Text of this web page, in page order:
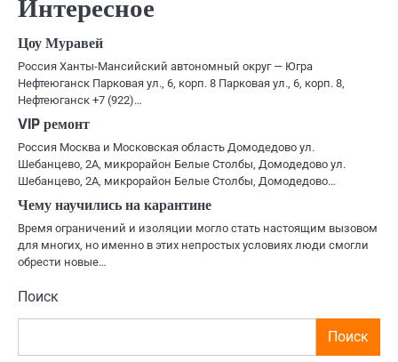
Интересное
Цоу Муравей
Россия Ханты-Мансийский автономный округ — Югра
Нефтеюганск Парковая ул., 6, корп. 8 Парковая ул., 6, корп. 8,
Нефтеюганск +7 (922)…
VIP ремонт
Россия Москва и Московская область Домодедово ул.
Шебанцево, 2А, микрорайон Белые Столбы, Домодедово ул.
Шебанцево, 2А, микрорайон Белые Столбы, Домодедово…
Чему научились на карантине
Время ограничений и изоляции могло стать настоящим вызовом
для многих, но именно в этих непростых условиях люди смогли
обрести новые…
Поиск
Поиск